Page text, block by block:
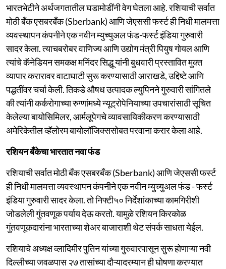
भारतभेटीने अर्थजगतातील घडामोडींनी वेग घेतला आहे. रशियाची सर्वात
मोठी बँक एसबरबँक (Sberbank) आणि जेएससी फर्स्ट ही निधी मालमत्ता
व्यवस्थापन कंपनीने एक नवीन म्युच्युअल फंड-फर्स्ट इंडिया गुरुवारी
सादर केला. त्याचबरोबर वाणिज्य आणि उद्योग मंत्री पियुष गोयल आणि
त्यांचे कॅनेडियन समकक्ष मनिंदर सिद्धू यांनी बुधवारी प्रस्तावित मुक्त
व्यापार करारावर वाटाघाटी सुरू करण्यासाठी आराखडे, उद्दिष्टे आणि
पद्धतींवर चर्चा केली. तिकडे औषध उत्पादक ल्युपिनने गुरुवारी सांगितले
की त्यांनी कर्करोगाच्या रुग्णांमध्ये न्यूट्रोपेनियाच्या उपचारांसाठी सूचित
केलेल्या बायोसिमिलर, आर्मलूपेगचे व्यावसायिकीकरण करण्यासाठी
अमेरिकेतील व्हॅलोरम बायोलॉजिक्ससोबत परवाना करार केला आहे.
रशियन बँकेचा भारतात नवा फंड
रशियाची सर्वात मोठी बँक एसबरबँक (Sberbank) आणि जेएससी फर्स्ट
ही निधी मालमत्ता व्यवस्थापन कंपनीने एक नवीन म्युच्युअल फंड - फर्स्ट
इंडिया गुरुवारी सादर केला. तो निफ्टी५० निर्देशांकाच्या कामगिरीशी
जोडलेली गुंतवणूक पर्याय देऊ करतो. यामुळे रशियन किरकोळ
गुंतवणूकदारांना भारताच्या शेअर बाजाराशी थेट संपर्क साधता येईल.
रशियाचे अध्यक्ष व्लादिमीर पुतिन यांच्या गुरुवारपासून सुरू होणाऱ्या नवी
दिल्लीच्या जवळपास २७ तासांच्या दौऱ्यादरम्यान ही घोषणा करण्यात